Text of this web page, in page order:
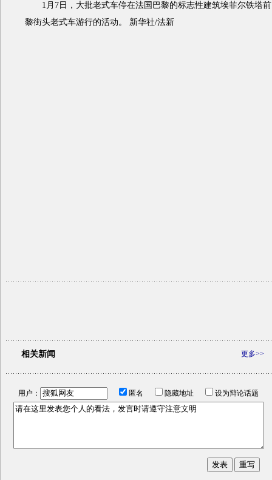
1月7日，大批老式车停在法国巴黎的标志性建筑埃菲尔铁塔前
黎街头老式车游行的活动。 新华社/法新
更多>>
相关新闻
用户： 匿名 隐藏地址 设为辩论话题